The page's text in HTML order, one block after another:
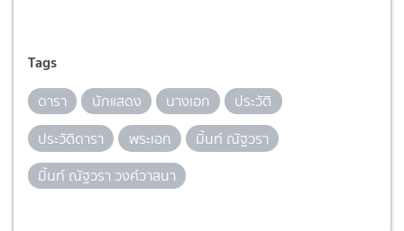
Tags
ดารา นักแสดง นางเอก
ประวัติ
ประวัติดารา
พระเอก
มิ้นท์ ณัฐวรา
มิ้นท์ ณัฐวรา วงศ์วาสนา